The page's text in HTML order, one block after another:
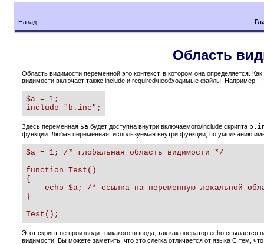
Назад
Область
Область видимости переменной это контекст, в котором она определяется.
видимости включает также include и required/необходимые файлы. Например:
$a = 1;
include "b.inc";
Здесь переменная $a будет доступна внутри включаемого/include скрипта
функции. Любая переменная, используемая внутри функции, по умолчанию
$a = 1; /* глобальная область видимости */
function Test()
{
echo $a; /* ссылка на переменную локальной
}
Test();
Этот скрипт не производит никакого вывода, так как оператор echo
видимости. Вы можете заметить, что это слегка отличается от языка C тем,